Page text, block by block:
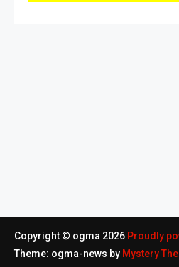
Copyright © ogma 2026 Proudly
Theme: ogma-news by Mystery